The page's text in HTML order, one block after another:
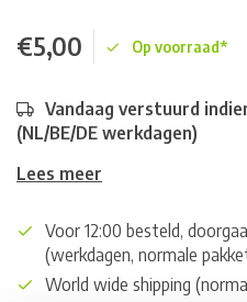
€5,00 Op voorraad*
Vandaag verstuurd
(NL/BE/DE werkdagen)
Lees meer
Voor 12:00 besteld,
(werkdagen, normale
World wide shipping